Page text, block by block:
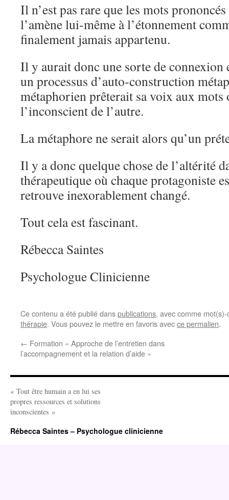
Il n’est pas rare que les mots
l’amène lui-même à l’étonnement
finalement jamais appartenu.
Il y aurait donc une sorte de connexion
un processus d’auto-construction
métaphorien prêterait sa voix aux mots
l’inconscient de l’autre.
La métaphore ne serait alors qu’un
Il y a donc quelque chose de l’altérité
thérapeutique où chaque protagoniste
retrouve inexorablement changé.
Tout cela est fascinant.
Rébecca Saintes
Psychologue Clinicienne
Ce contenu a été publié danspublications, avec comme
thérapie. Vous pouvez le mettre en favoris avecce permalien.
← Formation « Approche de l’entretien dans
l’accompagnement et la relation d’aide »
« Tout être humain a en lui ses
propres ressources et solutions
inconscientes »
Rébecca Saintes – Psychologue clinicienne